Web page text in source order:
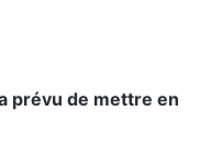
prévu de mettre en